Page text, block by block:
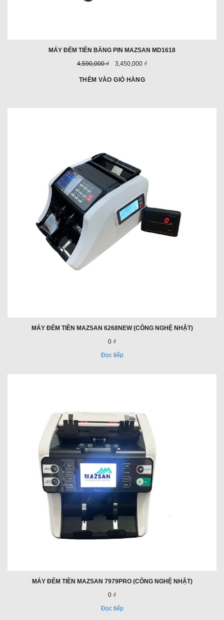
MÁY ĐẾM TIỀN BẰNG PIN MAZSAN MD1618
Giá
trước
4,590,000 ₫
Giá
3,450,000 ₫
THÊM VÀO GIỎ HÀNG
MÁY ĐẾM TIỀN MAZSAN 6268NEW (CÔNG NGHỆ NHẬT)
0 ₫
Đọc tiếp
MÁY ĐẾM TIỀN MAZSAN 7979PRO (CÔNG NGHỆ NHẬT)
0 ₫
Đọc tiếp